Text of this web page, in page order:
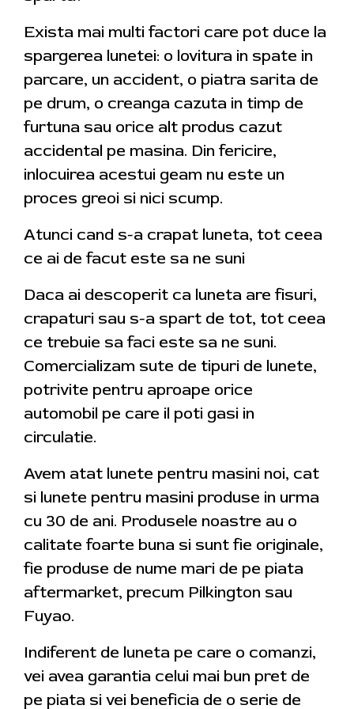
Exista mai multi factori care pot duce la
spargerea lunetei: o lovitura in spate in
parcare, un accident, o piatra sarita de
pe drum, o creanga cazuta in timp de
furtuna sau orice alt produs cazut
accidental pe masina. Din fericire,
inlocuirea acestui geam nu este un
proces greoi si nici scump.
Atunci cand s-a crapat luneta, tot ceea
ce ai de facut este sa ne suni
Daca ai descoperit ca luneta are fisuri,
crapaturi sau s-a spart de tot, tot ceea
ce trebuie sa faci este sa ne suni.
Comercializam sute de tipuri de lunete,
potrivite pentru aproape orice
automobil pe care il poti gasi in
circulatie.
Avem atat lunete pentru masini noi, cat
si lunete pentru masini produse in urma
cu 30 de ani. Produsele noastre au o
calitate foarte buna si sunt fie originale,
fie produse de nume mari de pe piata
aftermarket, precum Pilkington sau
Fuyao.
Indiferent de luneta pe care o comanzi,
vei avea garantia celui mai bun pret de
pe piata si vei beneficia de o serie de